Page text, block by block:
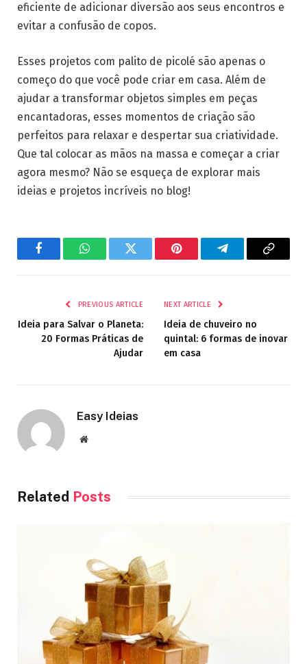
eficiente de adicionar diversão aos seus encontros e
evitar a confusão de copos.
Esses projetos com palito de picolé são apenas o
começo do que você pode criar em casa. Além de
ajudar a transformar objetos simples em peças
encantadoras, esses momentos de criação são
perfeitos para relaxar e despertar sua criatividade.
Que tal colocar as mãos na massa e começar a criar
agora mesmo? Não se esqueça de explorar mais
ideias e projetos incríveis no blog!
FacebookWhatsAppTwitter Pinterest TelegramCopy
PREVIOUS ARTICLE
Ideia para Salvar o Planeta:
20 Formas Práticas de
Ajudar
NEXT ARTICLE
Ideia de chuveiro no
quintal: 6 formas de inovar
em casa
Easy Ideias
Website
Related Posts